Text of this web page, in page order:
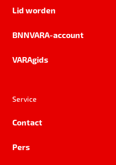
Lid worden
BNNVARA-account
VARAgids
Service
Contact
Pers